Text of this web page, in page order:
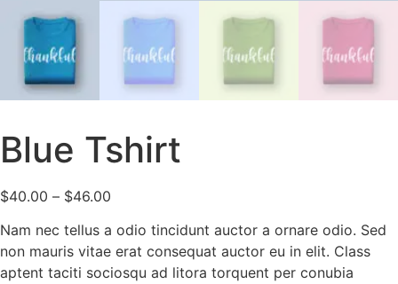
Blue Tshirt
$40.00 – $46.00
Nam nec tellus a odio tincidunt auctor a ornare odio. Sed
non mauris vitae erat consequat auctor eu in elit. Class
aptent taciti sociosqu ad litora torquent per conubia